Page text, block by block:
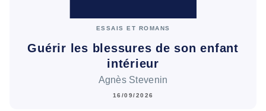
ESSAIS ET ROMANS
Guérir les blessures de son enfant
intérieur
Agnès Stevenin
16/09/2026